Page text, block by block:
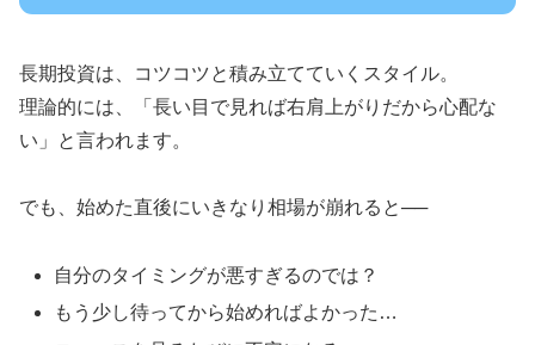
長期投資は、コツコツと積み立てていくスタイル。
理論的には、「長い目で見れば右肩上がりだから心配な
い」と言われます。
でも、始めた直後にいきなり相場が崩れると──
自分のタイミングが悪すぎるのでは？
もう少し待ってから始めればよかった…